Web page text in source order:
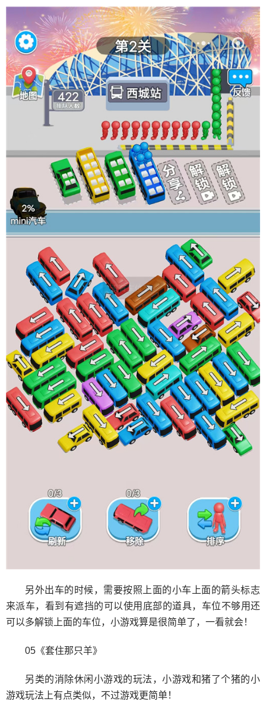
另外出车的时候，需要按照上面的小车上面的箭头标志
来派车，看到有遮挡的可以使用底部的道具，车位不够用还
可以多解锁上面的车位，小游戏算是很简单了，一看就会！
05《套住那只羊》
另类的消除休闲小游戏的玩法，小游戏和猪了个猪的小
游戏玩法上有点类似，不过游戏更简单！